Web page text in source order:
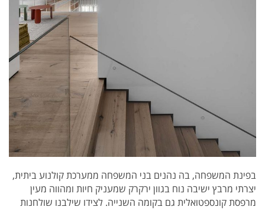
בפינת המשפחה, בה נהנים בני המשפחה ממערכת קולנוע ביתית,
יצרתי מרבץ ישיבה נוח בגוון ירקרק שמעניק חיות ומהווה מעין
מרפסת קונספטואלית גם בקומה השנייה. לצידו שילבנו שולחנות